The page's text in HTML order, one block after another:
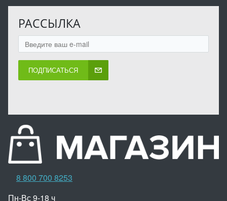
РАССЫЛКА
ПОДПИСАТЬСЯ
8 800 700 8253
Пн-Вс 9-18 ч